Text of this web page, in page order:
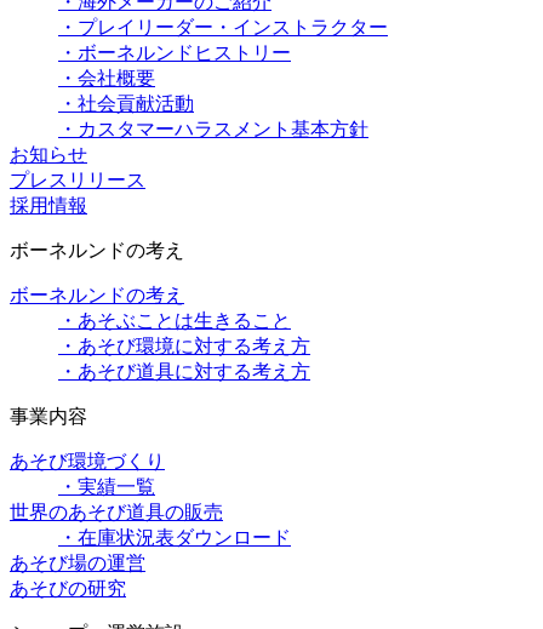
・プレイリーダー・インストラクター
・ボーネルンドヒストリー
・会社概要
・社会貢献活動
・カスタマーハラスメント基本方針
お知らせ
プレスリリース
採用情報
ボーネルンドの考え
ボーネルンドの考え
・あそぶことは生きること
・あそび環境に対する考え方
・あそび道具に対する考え方
事業内容
あそび環境づくり
・実績一覧
世界のあそび道具の販売
・在庫状況表ダウンロード
あそび場の運営
あそびの研究